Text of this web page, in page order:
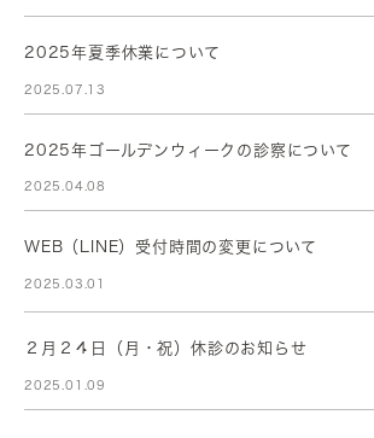
2025年夏季休業について
2025.07.13
2025年ゴールデンウィークの診察について
2025.04.08
WEB（LINE）受付時間の変更について
2025.03.01
２月２４日（月・祝）休診のお知らせ
2025.01.09